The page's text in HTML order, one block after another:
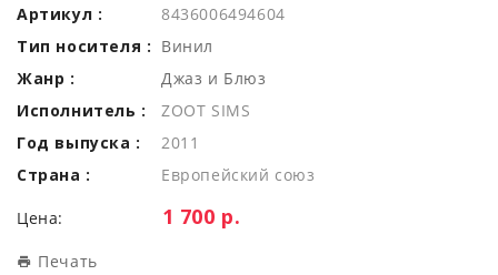
Артикул :
8436006494604
Тип носителя : Винил
Жанр :
Джаз и Блюз
Исполнитель :
ZOOT SIMS
Год выпуска :
2011
Страна :
Европейский союз
Цена: Цена:
1 700 р.
Печать